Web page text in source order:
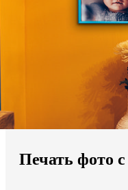
Мы доставляем по всему
Продолжить без города
Печать фото